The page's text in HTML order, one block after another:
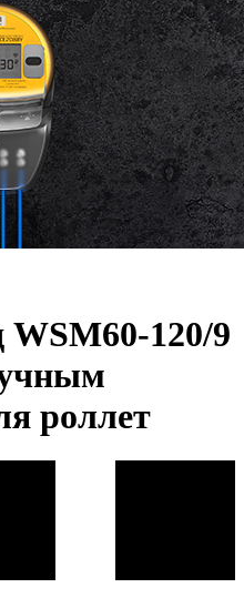
WSM60-120/9
роллет